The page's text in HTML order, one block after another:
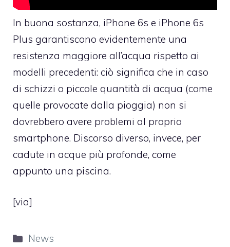
In buona sostanza, iPhone 6s e iPhone 6s
Plus garantiscono evidentemente una
resistenza maggiore all’acqua rispetto ai
modelli precedenti: ciò significa che in caso
di schizzi o piccole quantità di acqua (come
quelle provocate dalla pioggia) non si
dovrebbero avere problemi al proprio
smartphone. Discorso diverso, invece, per
cadute in acque più profonde, come
appunto una piscina.
[via]
Categorie
News